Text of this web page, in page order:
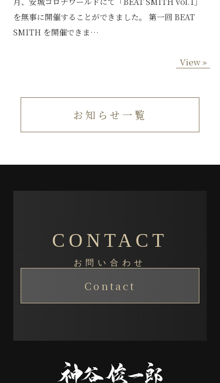
を無事に開催することができました。 第一回 BEAT
SMITH を開催できま…
View »
お知らせ一覧
CONTACT
お問い合わせ
Contact